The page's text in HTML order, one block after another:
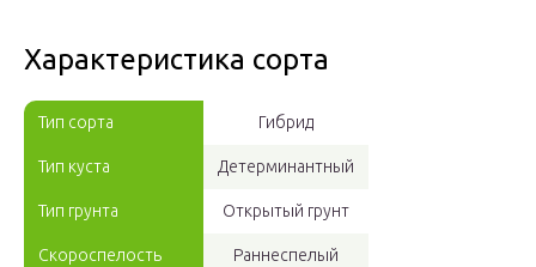
Характеристика сорта
Тип сорта Гибрид
Тип куста Детерминантный
Тип грунта Открытый грунт
Скороспелость Раннеспелый